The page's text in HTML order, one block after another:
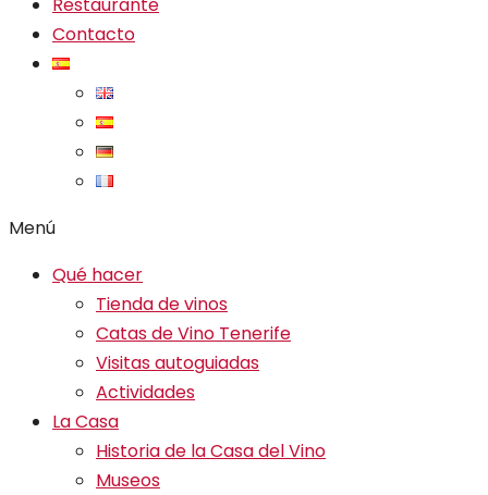
Restaurante
Contacto
Menú
Qué hacer
Tienda de vinos
Catas de Vino Tenerife
Visitas autoguiadas
Actividades
La Casa
Historia de la Casa del Vino
Museos